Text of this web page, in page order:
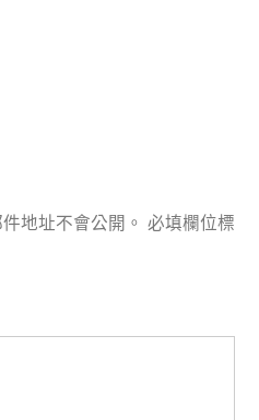
地址不會公開。 必填欄位標